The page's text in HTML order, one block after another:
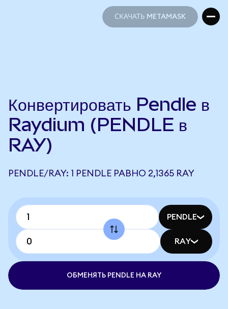
СКАЧАТЬ METAMASK
Конвертировать Pendle в
Raydium (PENDLE в
RAY)
PENDLE/RAY: 1 PENDLE РАВНО 2,1365 RAY
PENDLE
RAY
ОБМЕНЯТЬ PENDLE НА RAY